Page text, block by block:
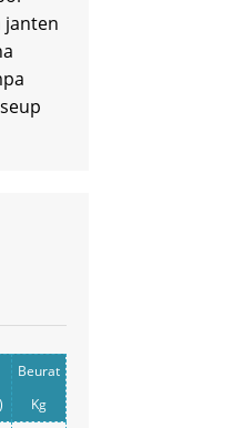
janten
Beurat
Kg